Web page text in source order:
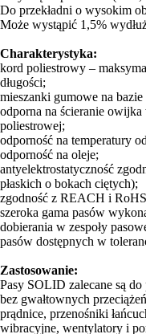
Do przekładni o wysokim
Może wystąpić 1,5%
Charakterystyka:
kord poliestrowy –
długości;
mieszanki gumowe na
odporna na ścieranie
poliestrowej;
odporność na temperatury
odporność na oleje;
antyelektrostatyczność
płaskich o bokach ciętych);
zgodność z REACH i
szeroka gama pasów
dobierania w zespoły
pasów dostępnych w
Zastosowanie:
Pasy SOLID zalecane są
bez gwałtownych
prądnice, przenośniki
wibracyjne, wentylatory i